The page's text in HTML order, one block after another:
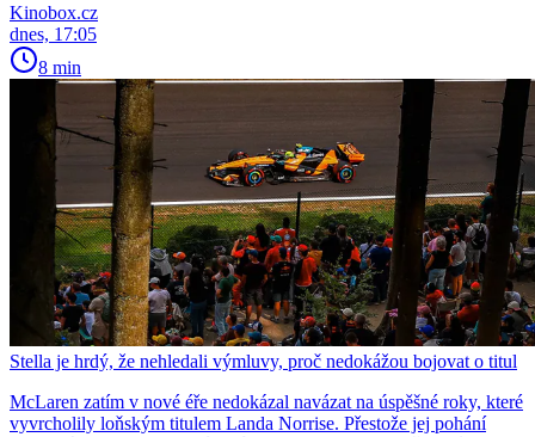
Kinobox.cz
dnes, 17:05
8 min
Stella je hrdý, že nehledali výmluvy, proč nedokážou bojovat o titul
McLaren zatím v nové éře nedokázal navázat na úspěšné roky, které
vyvrcholily loňským titulem Landa Norrise. Přestože jej pohání